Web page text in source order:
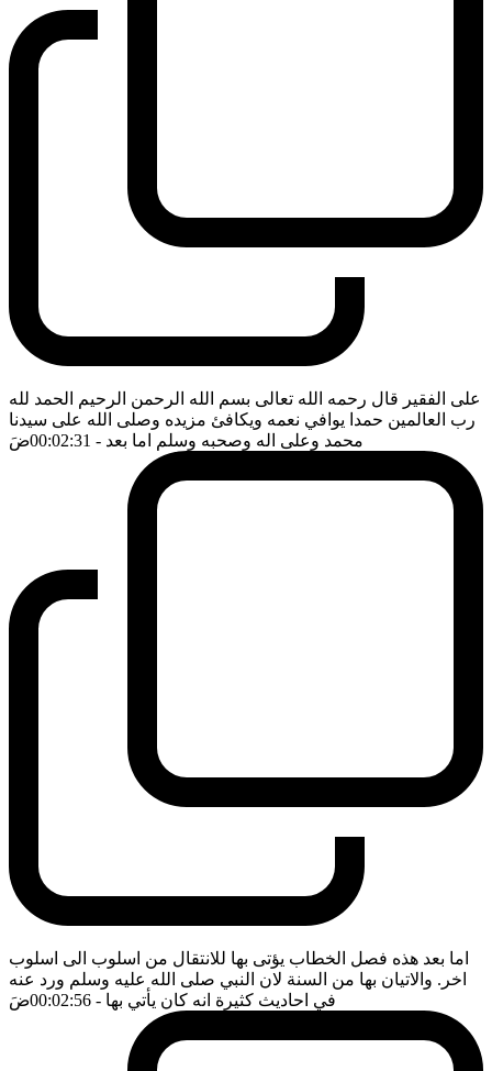
على الفقير قال رحمه الله تعالى بسم الله الرحمن الرحيم الحمد لله
رب العالمين حمدا يوافي نعمه ويكافئ مزيده وصلى الله على سيدنا
محمد وعلى اله وصحبه وسلم اما بعد - 00:02:31 ضَ
اما بعد هذه فصل الخطاب يؤتى بها للانتقال من اسلوب الى اسلوب
اخر. والاتيان بها من السنة لان النبي صلى الله عليه وسلم ورد عنه
في احاديث كثيرة انه كان يأتي بها - 00:02:56 ضَ